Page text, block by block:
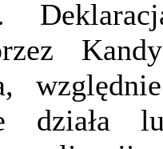
działa